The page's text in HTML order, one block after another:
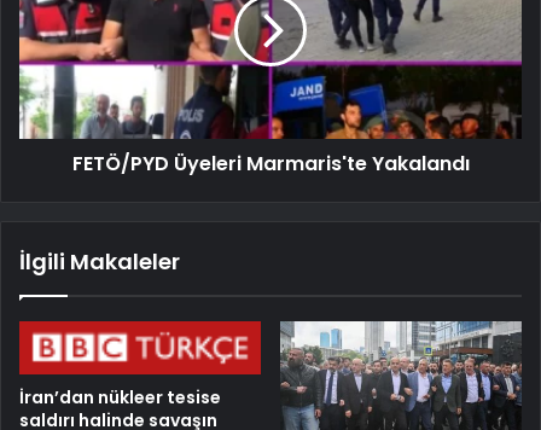
FETÖ/PYD Üyeleri Marmaris'te Yakalandı
İlgili Makaleler
İran’dan nükleer tesise
saldırı halinde savaşın